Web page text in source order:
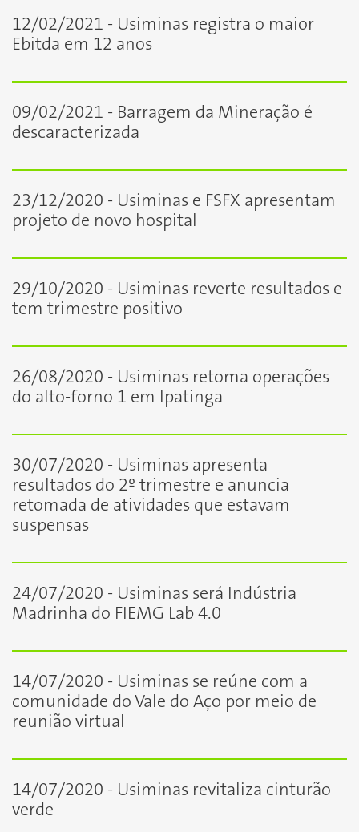
12/02/2021 - Usiminas registra o maior
Ebitda em 12 anos
09/02/2021 - Barragem da Mineração é
descaracterizada
23/12/2020 - Usiminas e FSFX apresentam
projeto de novo hospital
29/10/2020 - Usiminas reverte resultados e
tem trimestre positivo
26/08/2020 - Usiminas retoma operações
do alto-forno 1 em Ipatinga
30/07/2020 - Usiminas apresenta
resultados do 2º trimestre e anuncia
retomada de atividades que estavam
suspensas
24/07/2020 - Usiminas será Indústria
Madrinha do FIEMG Lab 4.0
14/07/2020 - Usiminas se reúne com a
comunidade do Vale do Aço por meio de
reunião virtual
14/07/2020 - Usiminas revitaliza cinturão
verde